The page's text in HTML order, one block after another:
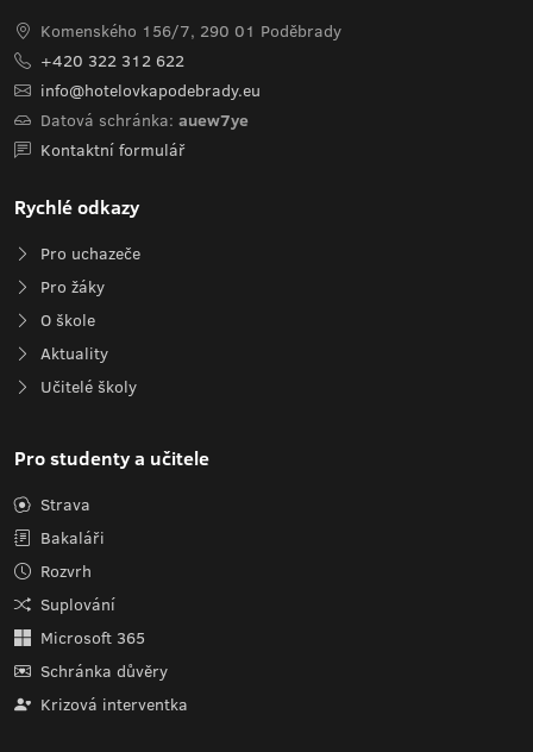
Komenského 156/7, 290 01 Poděbrady
+420 322 312 622
info@hotelovkapodebrady.eu
Datová schránka: auew7ye
Kontaktní formulář
Rychlé odkazy
Pro uchazeče
Pro žáky
O škole
Aktuality
Učitelé školy
Pro studenty a učitele
Strava
Bakaláři
Rozvrh
Suplování
Microsoft 365
Schránka důvěry
Krizová interventka